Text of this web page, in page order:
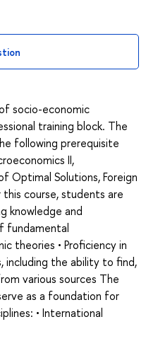
socio-economic
training block. The
following prerequisite
II,
Optimal Solutions, Foreign
course, students are
knowledge and
fundamental
theories • Proficiency in
including the ability to find,
various sources The
as a foundation for
• International